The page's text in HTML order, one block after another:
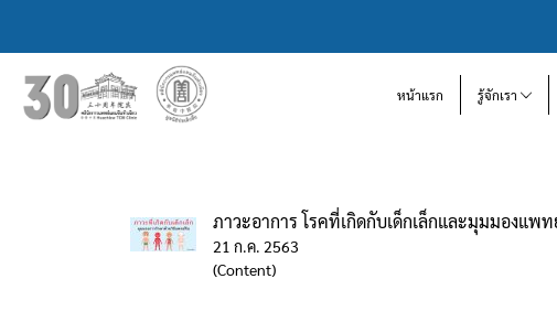
หน้าแรก รู้จักเรา
ภาวะอาการ โรคที่เกิดกับเด็กเล็กและมุมมองแพ
21 ก.ค. 2563
(Content)